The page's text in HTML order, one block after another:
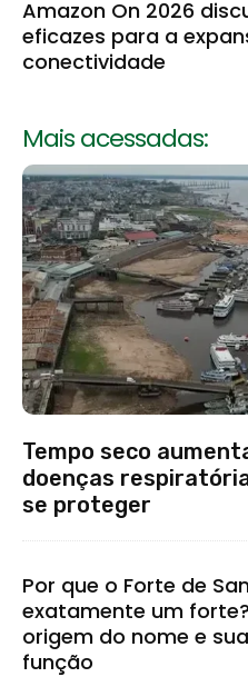
Amazon On 2026
eficazes para a
conectividade
Mais acessadas:
Tempo seco
doenças
se proteger
Por que o Forte de
exatamente um
origem do nome e
função